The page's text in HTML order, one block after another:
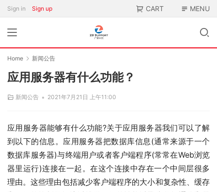
Sign in Sign up CART MENU
Home 新闻公告
应用服务器有什么功能？
新闻公告 • 2021年7月21日 上午11:00
应用服务器能够有什么功能?关于应用服务器我们可以了解
到以下的信息。应用服务器把数据库信息(通常来源于一个
数据库服务器)与终端用户或者客户端程序(常常在Web浏览
器里运行)连接在一起。在这个连接中存在一个中间层很多
理由。这些理由包括减少客户端程序的大小和复杂性、缓存